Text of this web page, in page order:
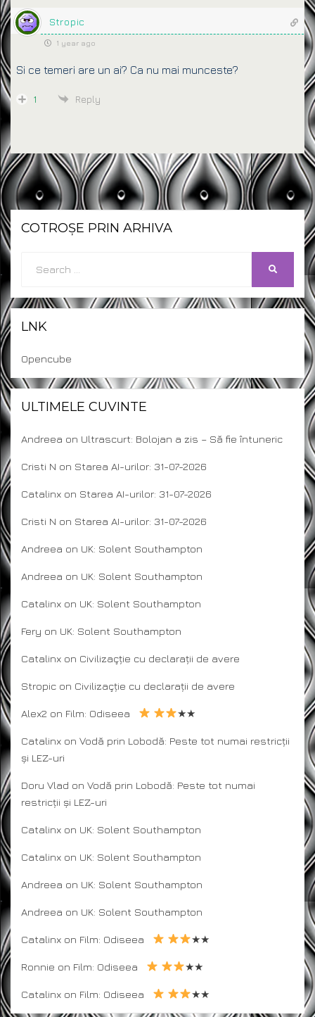
Stropic
1 year ago
Si ce temeri are un ai? Ca nu mai munceste?
1 Reply
COTROȘE PRIN ARHIVA
SEARCH
LNK
Opencube
ULTIMELE CUVINTE
Andreea on Ultrascurt: Bolojan a zis – Să fie întuneric
Cristi N on Starea AI-urilor: 31-07-2026
Catalinx on Starea AI-urilor: 31-07-2026
Cristi N on Starea AI-urilor: 31-07-2026
Andreea on UK: Solent Southampton
Andreea on UK: Solent Southampton
Catalinx on UK: Solent Southampton
Fery on UK: Solent Southampton
Catalinx on Civilizaçție cu declarații de avere
Stropic on Civilizaçție cu declarații de avere
Alex2 on Film: Odiseea ★★
Catalinx on Vodă prin Lobodă: Peste tot numai restricții
și LEZ-uri
Doru Vlad on Vodă prin Lobodă: Peste tot numai
restricții și LEZ-uri
Catalinx on UK: Solent Southampton
Catalinx on UK: Solent Southampton
Andreea on UK: Solent Southampton
Andreea on UK: Solent Southampton
Catalinx on Film: Odiseea ★★
Ronnie on Film: Odiseea ★★
Catalinx on Film: Odiseea ★★